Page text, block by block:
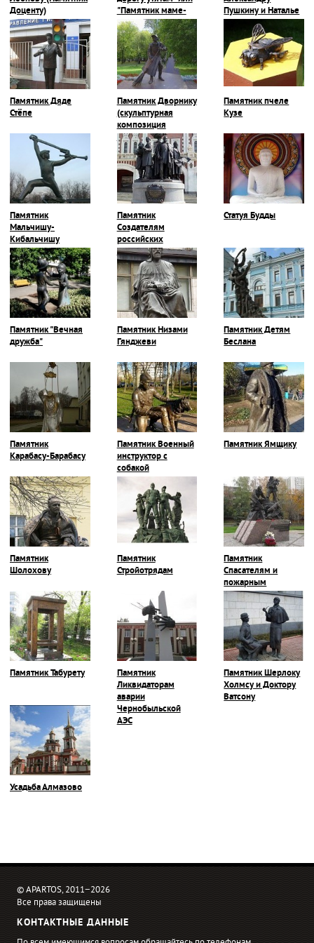
Доценту)
"Памятник маме-
утке и утятам"
Пушкину и Наталье
Гончаровой
Памятник Дяде
Стёпе
Памятник Дворнику
(скульптурная
композиция
"Ростокинский
дворик")
Памятник пчеле
Кузе
Памятник
Мальчишу-
Кибальчишу
Памятник
Создателям
российских
железных дорог
Статуя Будды
Памятник "Вечная
дружба"
Памятник Низами
Гянджеви
Памятник Детям
Беслана
Памятник
Карабасу-Барабасу
Памятник Военный
инструктор с
собакой
Памятник Ямщику
Памятник
Шолохову
Памятник
Стройотрядам
Памятник
Спасателям и
пожарным
Памятник Табурету
Памятник
Ликвидаторам
аварии
Чернобыльской
АЭС
Памятник Шерлоку
Холмсу и Доктору
Ватсону
Усадьба Алмазово
© APARTOS, 2011−2026
Все права защищены
КОНТАКТНЫЕ ДАННЫЕ